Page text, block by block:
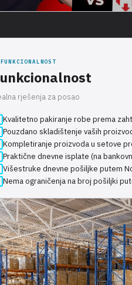
FUNKCIONALNOST
rješenja za posao
Kvalitetno pakiranje robe prema
Pouzdano skladištenje vaših
Kompletiranje proizvoda u setove
Praktične dnevne isplate (na
Višestruke dnevne pošiljke putem
Nema ograničenja na broj pošiljki